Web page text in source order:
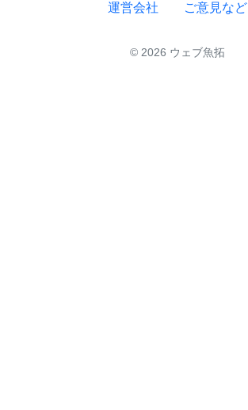
運営会社 ご意見など
© 2026 ウェブ魚拓